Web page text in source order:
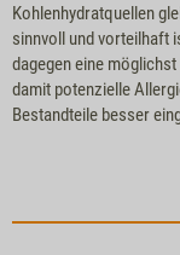
Kohlenhydratquellen
sinnvoll und vorteilhaft
dagegen eine
damit potenzielle
Bestandteile besser